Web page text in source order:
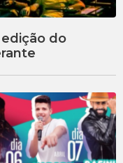
edição do